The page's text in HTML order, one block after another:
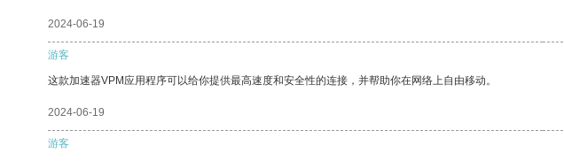
2024-06-19
游客
这款加速器VPM应用程序可以给你提供最高速度和安全性的连接，并帮助你在网络上自由移动。
2024-06-19
游客